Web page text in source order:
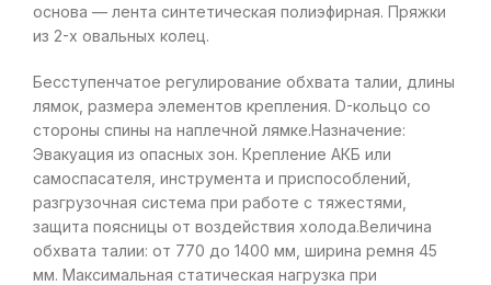
основа — лента синтетическая полиэфирная. Пряжки
из 2-х овальных колец.
Бесступенчатое регулирование обхвата талии, длины
лямок, размера элементов крепления. D-кольцо со
стороны спины на наплечной лямке.Назначение:
Эвакуация из опасных зон. Крепление АКБ или
самоспасателя, инструмента и приспособлений,
разгрузочная система при работе с тяжестями,
защита поясницы от воздействия холода.Величина
обхвата талии: от 770 до 1400 мм, ширина ремня 45
мм. Максимальная статическая нагрузка при